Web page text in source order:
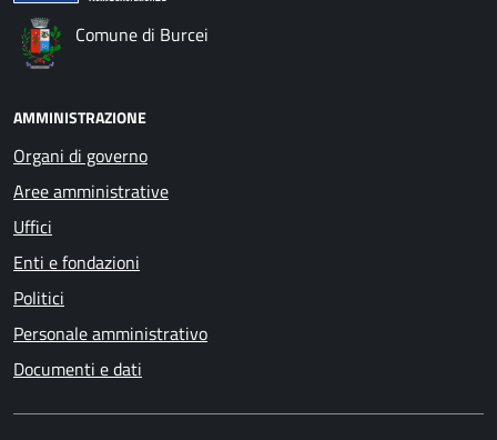
Comune di Burcei
AMMINISTRAZIONE
Organi di governo
Aree amministrative
Uffici
Enti e fondazioni
Politici
Personale amministrativo
Documenti e dati